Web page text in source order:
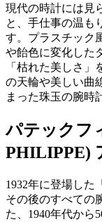
現代の時計には見
と、手仕事の温も
す。プラスチック
や飴色に変化した
「枯れた美しさ
の天輪や美しい曲
まった珠玉の腕時
パテックフ
PHILIPPE)
1932年に登場した
その後のすべての
た、1940年代から